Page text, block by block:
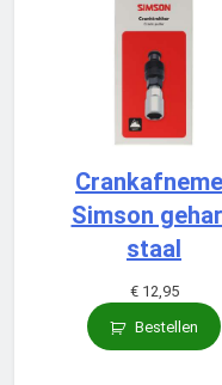
Simson
staal
€12,95
Bestellen